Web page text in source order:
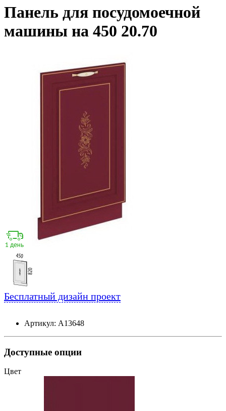
Панель для посудомоечной
машины на 450 20.70
Бесплатный дизайн проект
Артикул: А13648
Доступные опции
Цвет